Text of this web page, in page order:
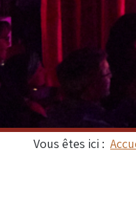
Vous êtes ici :